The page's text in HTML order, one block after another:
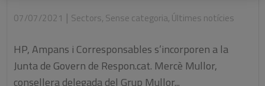
07/07/2021 | Sectors, Sense categoria, Últimes notícies
HP, Ampans i Corresponsables s’incorporen a la
Junta de Govern de Respon.cat. Mercè Mullor,
consellera delegada del Grup Mullor...